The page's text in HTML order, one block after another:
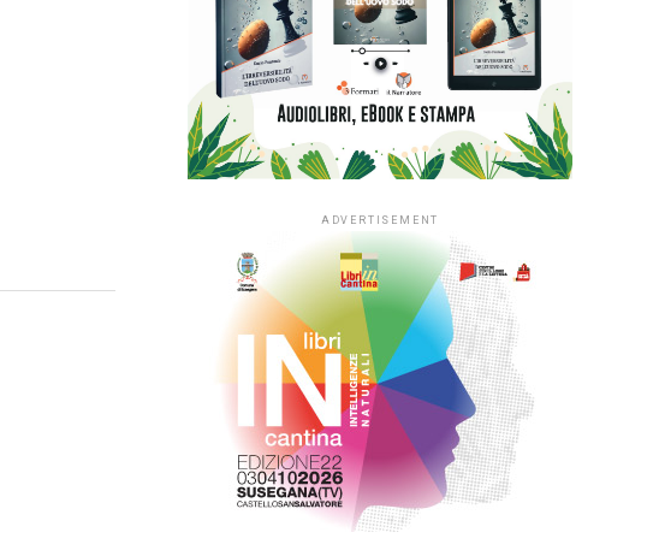
ADVERTISEMENT